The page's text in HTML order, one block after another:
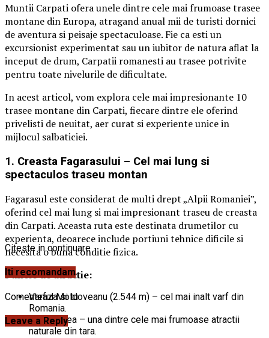
Muntii Carpati ofera unele dintre cele mai frumoase trasee
montane din Europa, atragand anual mii de turisti dornici
de aventura si peisaje spectaculoase. Fie ca esti un
excursionist experimentat sau un iubitor de natura aflat la
inceput de drum, Carpatii romanesti au trasee potrivite
pentru toate nivelurile de dificultate.
In acest articol, vom explora cele mai impresionante 10
trasee montane din Carpati, fiecare dintre ele oferind
privelisti de neuitat, aer curat si experiente unice in
mijlocul salbaticiei.
1. Creasta Fagarasului – Cel mai lung si
spectaculos traseu montan
Fagarasul este considerat de multi drept „Alpii Romaniei”,
oferind cel mai lung si mai impresionant traseu de creasta
din Carpati. Aceasta ruta este destinata drumetilor cu
experienta, deoarece include portiuni tehnice dificile si
necesita o buna conditie fizica.
Puncte de atractie:
Varful Moldoveanu (2.544 m) – cel mai inalt varf din
Romania.
Lacul Balea – una dintre cele mai frumoase atractii
naturale din tara.
Citeste in continuare
Iti recomandam
Comenteaza si tu
Leave a Reply